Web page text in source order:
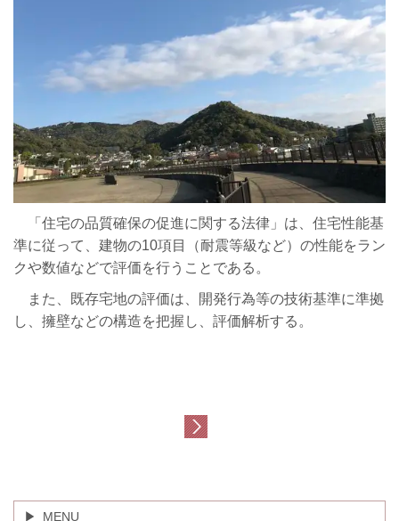
「住宅の品質確保の促進に関する法律」は、住宅性能基
準に従って、建物の10項目（耐震等級など）の性能をラン
クや数値などで評価を行うことである。
また、既存宅地の評価は、開発行為等の技術基準に準拠
し、擁壁などの構造を把握し、評価解析する。
MENU